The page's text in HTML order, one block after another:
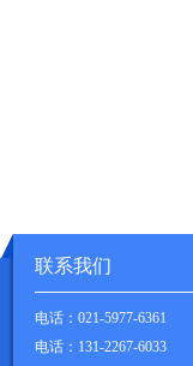
联系我们
电话：021-5977-6361
电话：131-2267-6033